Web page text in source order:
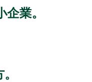
業。